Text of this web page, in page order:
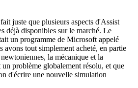
juste que plusieurs aspects d'Assist
déjà disponibles sur le marché. Le
un programme de Microsoft appelé
tout simplement acheté, en partie
la mécanique et la
problème globalement résolu, et que
d'écrire une nouvelle simulation